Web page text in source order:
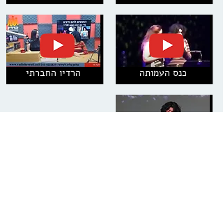
כנס העמותה הרדיו החברתי